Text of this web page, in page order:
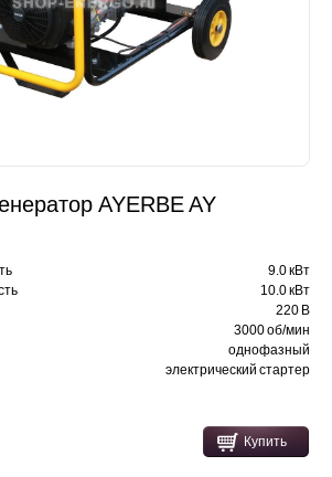
AYERBE AY
9.0 кВт
10.0 кВт
220 В
3000 об/мин
однофазный
электрический стартер
Купить